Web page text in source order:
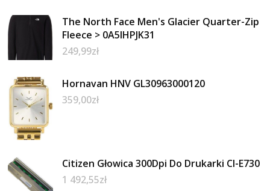
The North Face Men's Glacier Quarter-Zip
Fleece > 0A5IHPJK31
249,99zł
Hornavan HNV GL30963000120
359,00zł
Citizen Głowica 300Dpi Do Drukarki Cl-E730
1 492,55zł